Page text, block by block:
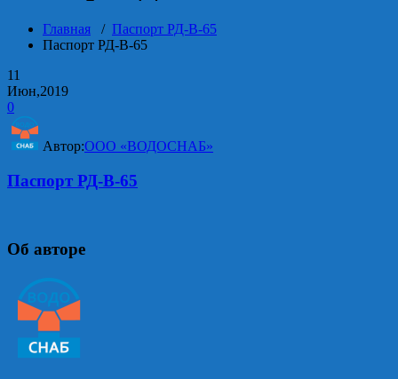
Главная / Паспорт РД-В-65
Паспорт РД-В-65
11
Июн,2019
0
Автор:ООО «ВОДОСНАБ»
Паспорт РД-В-65
Об авторе